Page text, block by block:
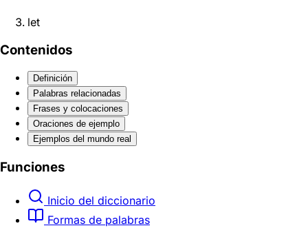
let
Contenidos
Definición
Palabras relacionadas
Frases y colocaciones
Oraciones de ejemplo
Ejemplos del mundo real
Funciones
Inicio del diccionario
Formas de palabras